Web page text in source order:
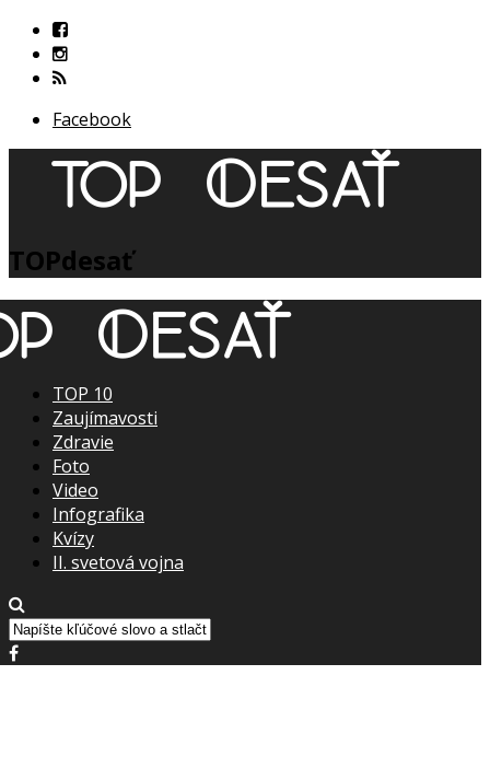
Facebook
TOPdesať
TOP 10
Zaujímavosti
Zdravie
Foto
Video
Infografika
Kvízy
II. svetová vojna